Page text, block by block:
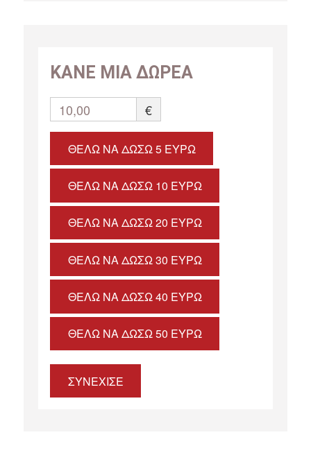
ΚΑΝΕ ΜΙΑ ΔΩΡΕΑ
10,00 €
ΘΈΛΩ ΝΑ ΔΏΣΩ 5 ΕΥΡΏ
ΘΈΛΩ ΝΑ ΔΏΣΩ 10 ΕΥΡΏ
ΘΈΛΩ ΝΑ ΔΏΣΩ 20 ΕΥΡΏ
ΘΈΛΩ ΝΑ ΔΏΣΩ 30 ΕΥΡΏ
ΘΈΛΩ ΝΑ ΔΏΣΩ 40 ΕΥΡΏ
ΘΈΛΩ ΝΑ ΔΏΣΩ 50 ΕΥΡΏ
ΣΥΝΕΧΙΣΕ